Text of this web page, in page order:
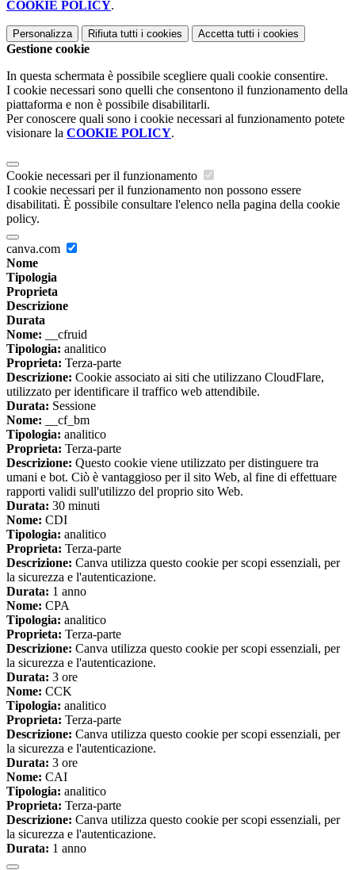
COOKIE POLICY.
Personalizza Rifiuta tutti i cookies Accetta tutti i cookies
Gestione cookie
In questa schermata è possibile scegliere quali cookie consentire.
I cookie necessari sono quelli che consentono il funzionamento della
piattaforma e non è possibile disabilitarli.
Per conoscere quali sono i cookie necessari al funzionamento potete
visionare la COOKIE POLICY.
Cookie necessari per il funzionamento
I cookie necessari per il funzionamento non possono essere
disabilitati. È possibile consultare l'elenco nella pagina della cookie
policy.
canva.com
Nome
Tipologia
Proprieta
Descrizione
Durata
Nome: __cfruid
Tipologia: analitico
Proprieta: Terza-parte
Descrizione: Cookie associato ai siti che utilizzano CloudFlare,
utilizzato per identificare il traffico web attendibile.
Durata: Sessione
Nome: __cf_bm
Tipologia: analitico
Proprieta: Terza-parte
Descrizione: Questo cookie viene utilizzato per distinguere tra
umani e bot. Ciò è vantaggioso per il sito Web, al fine di effettuare
rapporti validi sull'utilizzo del proprio sito Web.
Durata: 30 minuti
Nome: CDI
Tipologia: analitico
Proprieta: Terza-parte
Descrizione: Canva utilizza questo cookie per scopi essenziali, per
la sicurezza e l'autenticazione.
Durata: 1 anno
Nome: CPA
Tipologia: analitico
Proprieta: Terza-parte
Descrizione: Canva utilizza questo cookie per scopi essenziali, per
la sicurezza e l'autenticazione.
Durata: 3 ore
Nome: CCK
Tipologia: analitico
Proprieta: Terza-parte
Descrizione: Canva utilizza questo cookie per scopi essenziali, per
la sicurezza e l'autenticazione.
Durata: 3 ore
Nome: CAI
Tipologia: analitico
Proprieta: Terza-parte
Descrizione: Canva utilizza questo cookie per scopi essenziali, per
la sicurezza e l'autenticazione.
Durata: 1 anno